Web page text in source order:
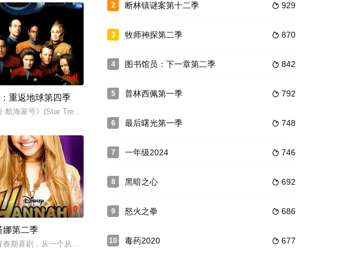
部星际旅行系列电视剧. 由Rick
6.0
重返地球第四季
:航海家号》(Star Trek: Voyager)是第4部星际旅行系列电视剧. 由Rick
8.0
娜第二季
春期喜剧，从一个从田纳西来到加州Malibu的女孩开始，一个表面平凡的女孩Miley Stew
2  929
断林镇谜案第十二季
3  870
牧师神探第二季
4  842
图书馆员：下一章第二季
5  792
普林西佩第一季
6  748
最后曙光第一季
7  746
一年级2024
8  692
黑暗之心
9  686
怒火之拳
10  677
毒药2020